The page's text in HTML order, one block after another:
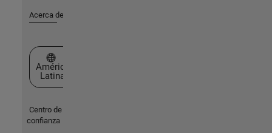
Acerca de MathWorks
Seleccione un país/idioma
América
Latina
Centro de
confianza